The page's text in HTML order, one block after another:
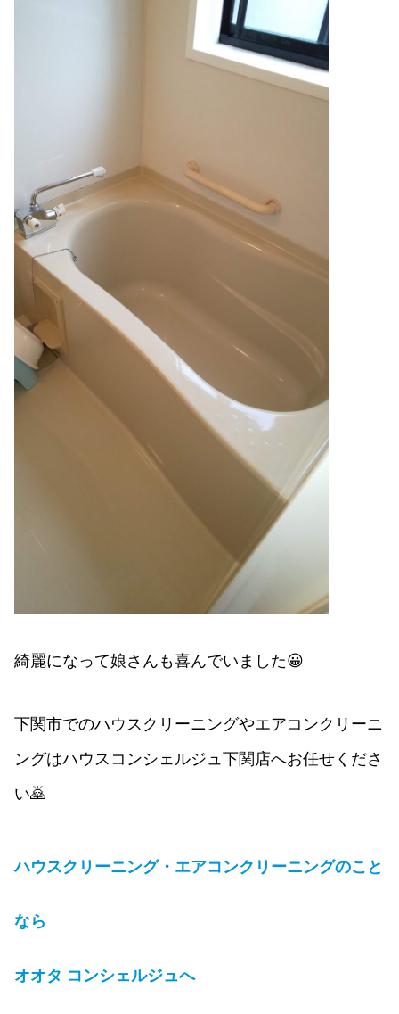
綺麗になって娘さんも喜んでいました😀
下関市でのハウスクリーニングやエアコンクリーニ
ングはハウスコンシェルジュ下関店へお任せくださ
い🙇
ハウスクリーニング・エアコンクリーニングのこと
なら
オオタ コンシェルジュへ